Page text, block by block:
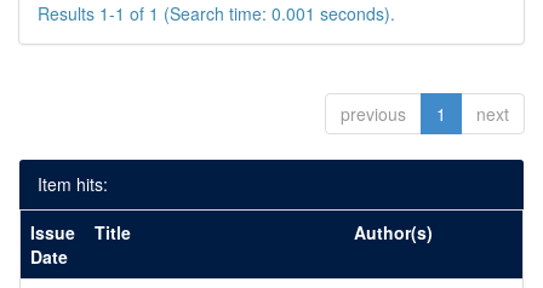
Results 1-1 of 1 (Search time: 0.001 seconds).
previous 1 next
Item hits:
Issue
Date
Title Author(s)